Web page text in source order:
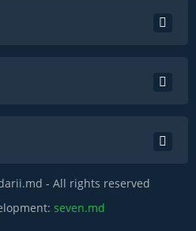
- All rights reserved
seven.md